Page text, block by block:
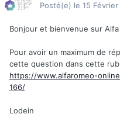
Posté(e) le 15
Bonjour et bienvenue sur Alfa
Pour avoir un maximum de
cette question dans cette
https://www.alfaromeo-
166/
Lodein